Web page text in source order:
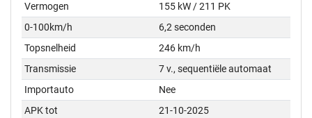
Vermogen
155 kW / 211 PK
0-100km/h
6,2 seconden
Topsnelheid
246 km/h
Transmissie
7 v., sequentiële automaat
Importauto
Nee
APK tot
21-10-2025